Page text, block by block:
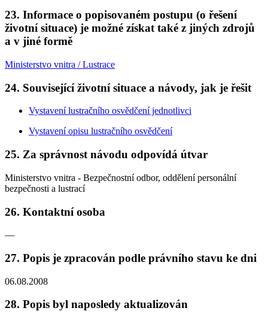
23. Informace o popisovaném postupu (o řešení
životní situace) je možné získat také z jiných zdrojů
a v jiné formě
Ministerstvo vnitra / Lustrace
24. Související životní situace a návody, jak je řešit
Vystavení lustračního osvědčení jednotlivci
Vystavení opisu lustračního osvědčení
25. Za správnost návodu odpovídá útvar
Ministerstvo vnitra - Bezpečnostní odbor, oddělení personální
bezpečnosti a lustrací
26. Kontaktní osoba
—
27. Popis je zpracován podle právního stavu ke dni
06.08.2008
28. Popis byl naposledy aktualizován